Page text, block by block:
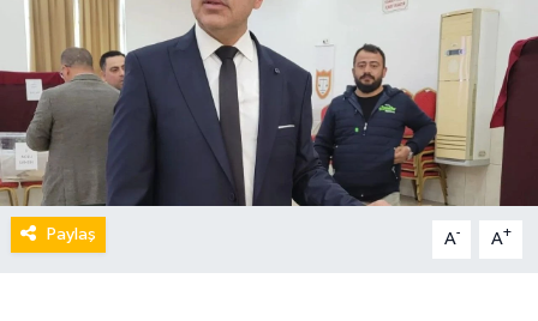
Paylaş A- A+